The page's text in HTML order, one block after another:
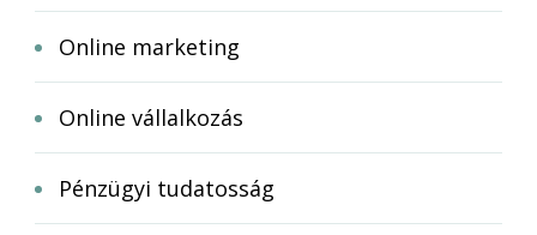
Online marketing
Online vállalkozás
Pénzügyi tudatosság